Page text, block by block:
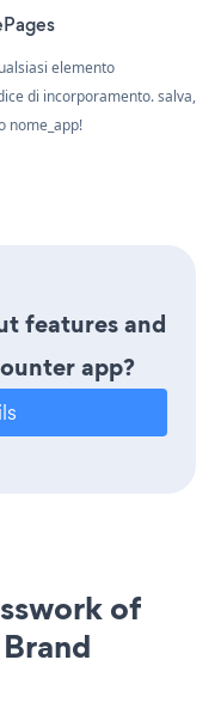
elemento
di incorporamento. salva,
nome_app!
features and
app?
of